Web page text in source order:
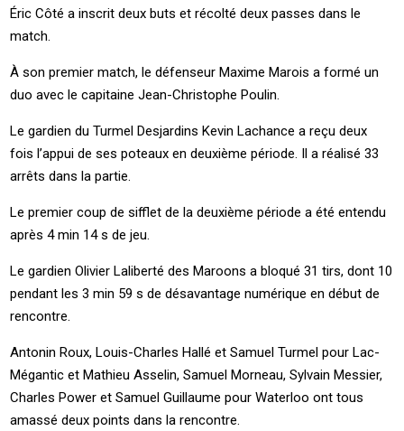
Éric Côté a inscrit deux buts et récolté deux passes dans le
match.
À son premier match, le défenseur Maxime Marois a formé un
duo avec le capitaine Jean-Christophe Poulin.
Le gardien du Turmel Desjardins Kevin Lachance a reçu deux
fois l’appui de ses poteaux en deuxième période. Il a réalisé 33
arrêts dans la partie.
Le premier coup de sifflet de la deuxième période a été entendu
après 4 min 14 s de jeu.
Le gardien Olivier Laliberté des Maroons a bloqué 31 tirs, dont 10
pendant les 3 min 59 s de désavantage numérique en début de
rencontre.
Antonin Roux, Louis-Charles Hallé et Samuel Turmel pour Lac-
Mégantic et Mathieu Asselin, Samuel Morneau, Sylvain Messier,
Charles Power et Samuel Guillaume pour Waterloo ont tous
amassé deux points dans la rencontre.